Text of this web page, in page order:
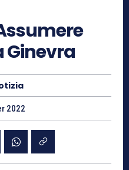
Ginevra
2022